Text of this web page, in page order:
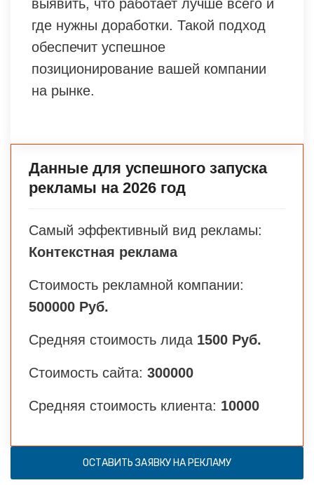
выявить, что работает лучше всего и
где нужны доработки. Такой подход
обеспечит успешное
позиционирование вашей компании
на рынке.
Данные для успешного запуска
рекламы на 2026 год
Самый эффективный вид рекламы:
Контекстная реклама
Стоимость рекламной компании:
500000 Руб.
Средняя стоимость лида 1500 Руб.
Стоимость сайта: 300000
Средняя стоимость клиента: 10000
ОСТАВИТЬ ЗАЯВКУ НА РЕКЛАМУ